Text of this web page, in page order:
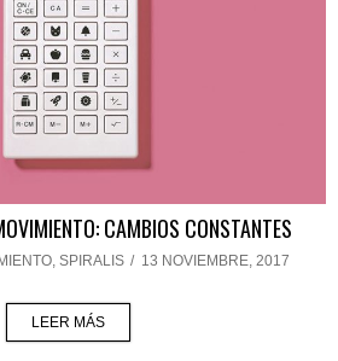
CAMBIOS CONSTANTES
, SPIRALIS / 13 NOVIEMBRE, 2017
LEER MÁS